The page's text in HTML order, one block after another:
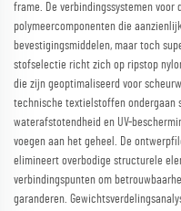
frame. De verbindingssystemen
polymeercomponenten die
bevestigingsmiddelen, maar toch
stofselectie richt zich op ripstop
die zijn geoptimaliseerd voor
technische textielstoffen ondergaan
waterafstotendheid en UV-
voegen aan het geheel. De
elimineert overbodige structurele
verbindingspunten om
garanderen.